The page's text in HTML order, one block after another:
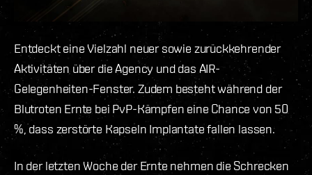
Entdeckt eine Vielzahl neuer sowie zurückkehrender
Aktivitäten über die Agency und das AIR-
Gelegenheiten-Fenster. Zudem besteht während der
Blutroten Ernte bei PvP-Kämpfen eine Chance von 50
%, dass zerstörte Kapseln Implantate fallen lassen.
In der letzten Woche der Ernte nehmen die Schrecken